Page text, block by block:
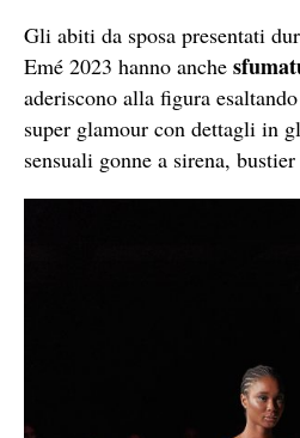
Gli abiti da sposa presentati
Emé 2023 hanno anche
aderiscono alla figura
super glamour con dettagli in
sensuali gonne a sirena,